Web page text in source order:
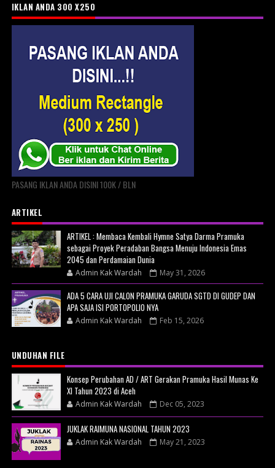
IKLAN ANDA 300 X250
PASANG IKLAN ANDA DISINI 100K / BLN
ARTIKEL
ARTIKEL : Membaca Kembali Hymne Satya Darma Pramuka
sebagai Proyek Peradaban Bangsa Menuju Indonesia Emas
2045 dan Perdamaian Dunia
Admin Kak Wardah May 31, 2026
ADA 5 CARA UJI CALON PRAMUKA GARUDA SGTD DI GUDEP DAN
APA SAJA ISI PORTOPOLIO NYA
Admin Kak Wardah Feb 15, 2026
UNDUHAN FILE
Konsep Perubahan AD / ART Gerakan Pramuka Hasil Munas Ke
XI Tahun 2023 di Aceh
Admin Kak Wardah Dec 05, 2023
JUKLAK RAIMUNA NASIONAL TAHUN 2023
Admin Kak Wardah May 21, 2023